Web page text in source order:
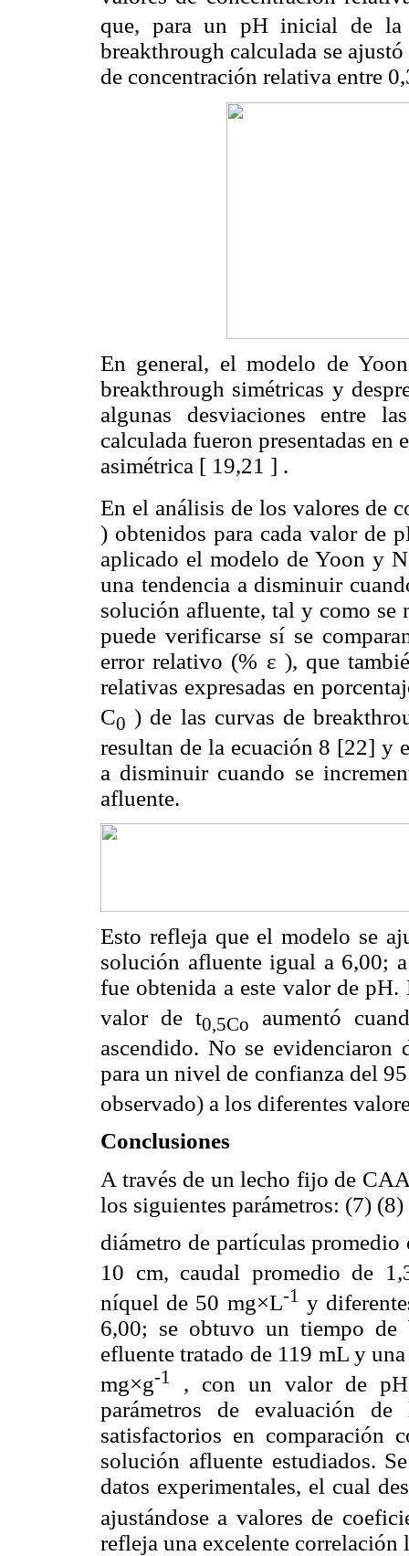
que, para un pH inicial de
breakthrough calculada se
de concentración relativa entre
En general, el modelo de
breakthrough simétricas y
algunas desviaciones entre
calculada fueron presentadas en
asimétrica [ 19,21 ] .
En el análisis de los valores de
) obtenidos para cada valor de
aplicado el modelo de Yoon y
una tendencia a disminuir
solución afluente, tal y como se
puede verificarse sí se
error relativo (% ε ), que
relativas expresadas en
C0 ) de las curvas de
resultan de la ecuación 8 [22] y
a disminuir cuando se
afluente.
Esto refleja que el modelo se
solución afluente igual a 6,00;
fue obtenida a este valor de
valor de t0,5Co
aumentó
ascendido. No se evidenciaron
para un nivel de confianza del
observado) a los diferentes
Conclusiones
A través de un lecho fijo de
los siguientes parámetros: (7) (8)
diámetro de partículas
10 cm, caudal promedio de
níquel de 50 mg×L-1 y
6,00; se obtuvo un tiempo de
efluente tratado de 119 mL y
mg×g-1
, con un valor de
parámetros de evaluación
satisfactorios en
solución afluente estudiados.
datos experimentales, el cual
ajustándose a valores de
refleja una excelente